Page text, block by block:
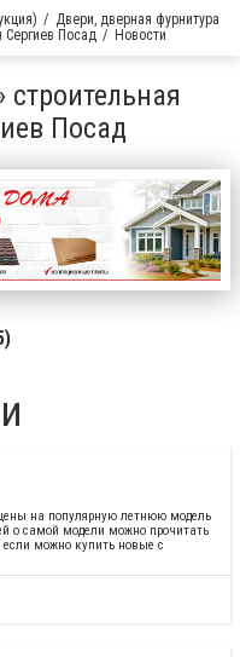
Двери, дверная фурнитура
Посад
Новости
Посад
на популярную летнюю модель
о самой модели можно прочитать
можно купить новые с